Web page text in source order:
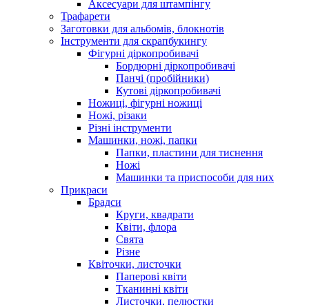
Аксесуари для штампінгу
Трафарети
Заготовки для альбомів, блокнотів
Інструменти для скрапбукингу
Фігурні діркопробивачі
Бордюрні діркопробивачі
Панчі (пробійники)
Кутові діркопробивачі
Ножиці, фігурні ножиці
Ножі, різаки
Різні інструменти
Машинки, ножі, папки
Папки, пластини для тиснення
Ножі
Машинки та приспособи для них
Прикраси
Брадси
Круги, квадрати
Квіти, флора
Свята
Різне
Квіточки, листочки
Паперові квіти
Тканинні квіти
Листочки, пелюстки